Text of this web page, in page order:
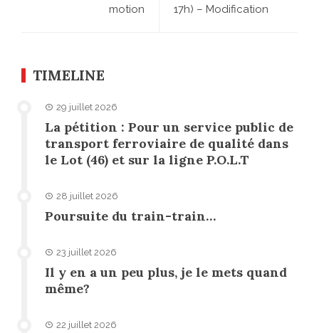
motion
17h) – Modification
TIMELINE
29 juillet 2026
La pétition : Pour un service public de
transport ferroviaire de qualité dans
le Lot (46) et sur la ligne P.O.L.T
28 juillet 2026
Poursuite du train-train…
23 juillet 2026
Il y en a un peu plus, je le mets quand
même?
22 juillet 2026